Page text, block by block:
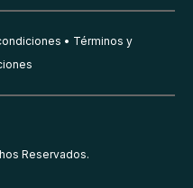
Términos y
Reservados.